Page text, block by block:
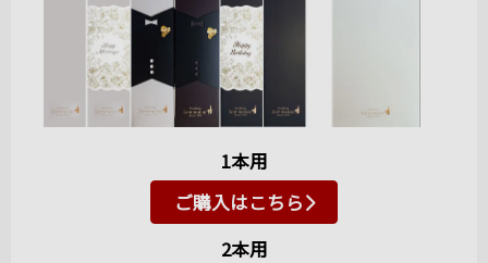
1本用
ご購入はこちら
2本用